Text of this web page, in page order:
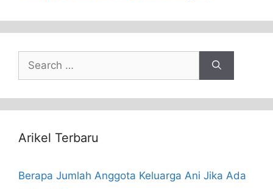
Search
for:
Arikel Terbaru
Berapa Jumlah Anggota Keluarga Ani Jika Ada